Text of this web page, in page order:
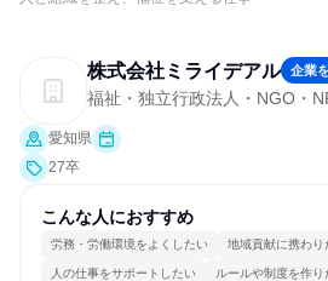
株式会社ミライデアル 企業
福祉・独立行政法人・NGO・
愛知県
27卒
こんな人におすすめ
労務・労働環境をよくしたい 地域貢献に携わり
人の仕事をサポートしたい ルールや制度を作り